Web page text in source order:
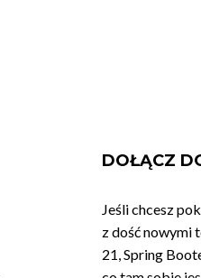
DOŁĄCZ
Jeśli chcesz
z dość nowymi
21, Spring